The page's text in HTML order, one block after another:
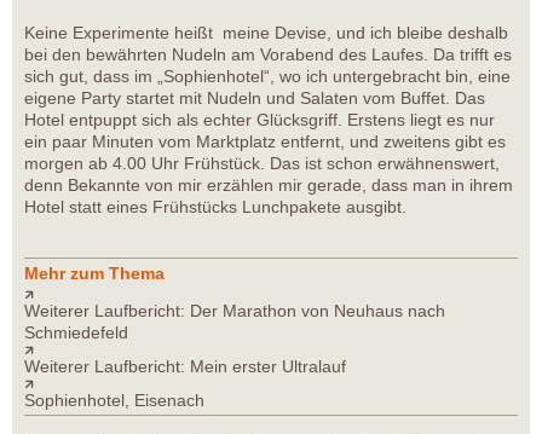
Keine Experimente heißt meine Devise, und ich bleibe deshalb
bei den bewährten Nudeln am Vorabend des Laufes. Da trifft es
sich gut, dass im „Sophienhotel“, wo ich untergebracht bin, eine
eigene Party startet mit Nudeln und Salaten vom Buffet. Das
Hotel entpuppt sich als echter Glücksgriff. Erstens liegt es nur
ein paar Minuten vom Marktplatz entfernt, und zweitens gibt es
morgen ab 4.00 Uhr Frühstück. Das ist schon erwähnenswert,
denn Bekannte von mir erzählen mir gerade, dass man in ihrem
Hotel statt eines Frühstücks Lunchpakete ausgibt.
Mehr zum Thema
Weiterer Laufbericht: Der Marathon von Neuhaus nach
Schmiedefeld
Weiterer Laufbericht: Mein erster Ultralauf
Sophienhotel, Eisenach